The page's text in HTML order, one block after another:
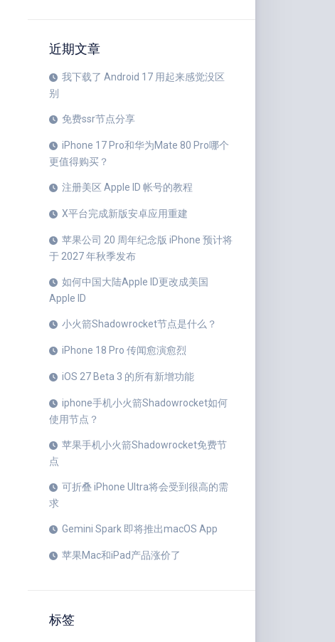
近期文章
我下载了 Android 17 用起来感觉没区
别
免费ssr节点分享
iPhone 17 Pro和华为Mate 80 Pro哪个
更值得购买？
注册美区 Apple ID 帐号的教程
X平台完成新版安卓应用重建
苹果公司 20 周年纪念版 iPhone 预计将
于 2027 年秋季发布
如何中国大陆Apple ID更改成美国
Apple ID
小火箭Shadowrocket节点是什么？
iPhone 18 Pro 传闻愈演愈烈
iOS 27 Beta 3 的所有新增功能
iphone手机小火箭Shadowrocket如何
使用节点？
苹果手机小火箭Shadowrocket免费节
点
可折叠 iPhone Ultra将会受到很高的需
求
Gemini Spark 即将推出macOS App
苹果Mac和iPad产品涨价了
标签